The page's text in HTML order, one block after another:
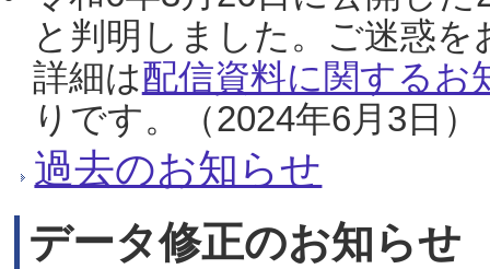
と判明しました。ご迷惑
詳細は配信資料に関するお
りです。（2024年6月3日）
過去のお知らせ
データ修正のお知らせ